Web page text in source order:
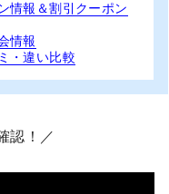
情報＆割引クーポン
情報
・違い比較
認！／